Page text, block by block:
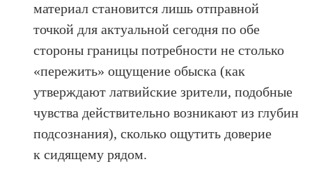
материал становится лишь отправной
точкой для актуальной сегодня по обе
стороны границы потребности не столько
«пережить» ощущение обыска (как
утверждают латвийские зрители, подобные
чувства действительно возникают из глубин
подсознания), сколько ощутить доверие
к сидящему рядом.